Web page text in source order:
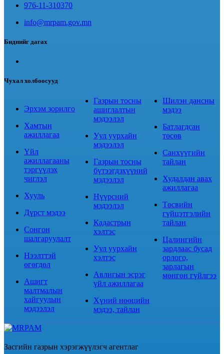
976-11-310370
info@mrpam.gov.mn
Биднийг дагах
Чухал холбоосууд
Эрхэм зорилго
Хамтын
ажиллагаа
Үйл
ажиллагааны
тэргүүлэх
чиглэл
Хууль
Дүрст мэдээ
Сонгон
шалгаруулалт
Нээлттэй
өгөгдөл
Ашигт
малтмалын
хайгуулын
мэдээлэл
Газрын тосны
ашиглалтын
мэдээлэл
Уул уурхайн
мэдээлэл
Газрын тосны
бүтээгдэхүүний
мэдээлэл
Нүүрсний
мэдээлэл
Кадастрын
хэлтэс
Уул уурхайн
хэлтэс
Авлигын эсрэг
үйл ажиллагаа
Хүний нөөцийн
мэдээ, тайлан
Шилэн дансны
мэдээ
Батлагдсан
төсөв
Санхүүгийн
тайлан
Худалдан авах
ажиллагаа
Төсвийн
гүйцэтгэлийн
тайлан
Цалингийн
зардлаас бусад
орлого,
зарлагын
мөнгөн гүйлгээ
Засгийн газрын хэрэгжүүлэгч агентлаг